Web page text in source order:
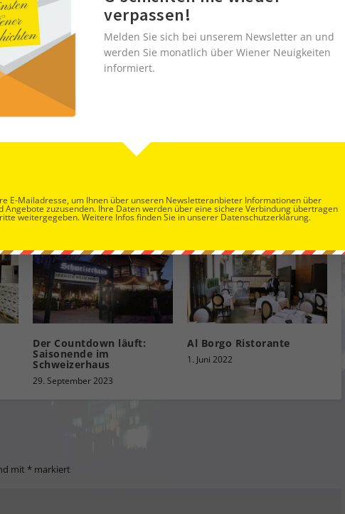
Der Countdown läuft:
Saisonende im
Schweizerhaus
29. September 2023
Al Borgo Ristorante
1. Juni 2022
mit * markiert
verpassen!
Melden Sie sich bei unserem Newsletter an und
werden Sie monatlich über Wiener Neuigkeiten
informiert.
E-Mailadresse, um Ihnen über unseren Newsletteranbieter Informationen über
Angebote zuzusenden. Ihre Daten werden über eine sichere Verbindung übertragen
weitergegeben. Weitere Infos finden Sie in unserer Datenschutzerklärung.